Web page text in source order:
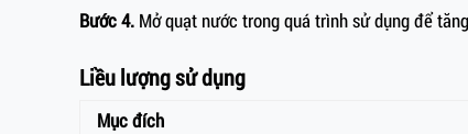
Bước 4. Mở quạt nước trong quá trình sử dụng để
Liều lượng sử dụng
Mục đích